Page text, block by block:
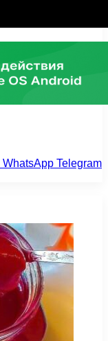
WhatsApp Telegram